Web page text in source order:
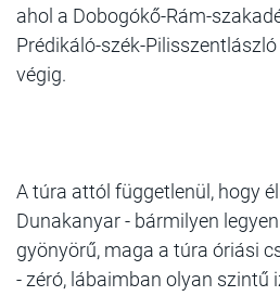
ahol a Dobogókő-Rám-
Prédikáló-szék-
végig.
A túra attól függetlenül, hogy
Dunakanyar - bármilyen
gyönyörű, maga a túra óriási
- zéró, lábaimban olyan szintű